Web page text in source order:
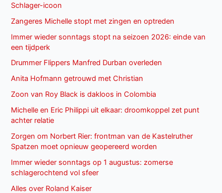
Schlager-icoon
Zangeres Michelle stopt met zingen en optreden
Immer wieder sonntags stopt na seizoen 2026: einde van
een tijdperk
Drummer Flippers Manfred Durban overleden
Anita Hofmann getrouwd met Christian
Zoon van Roy Black is dakloos in Colombia
Michelle en Eric Philippi uit elkaar: droomkoppel zet punt
achter relatie
Zorgen om Norbert Rier: frontman van de Kastelruther
Spatzen moet opnieuw geopereerd worden
Immer wieder sonntags op 1 augustus: zomerse
schlagerochtend vol sfeer
Alles over Roland Kaiser